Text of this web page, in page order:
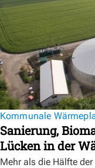
Kommunale
Sanierung,
Lücken in der
Mehr als die Hälfte